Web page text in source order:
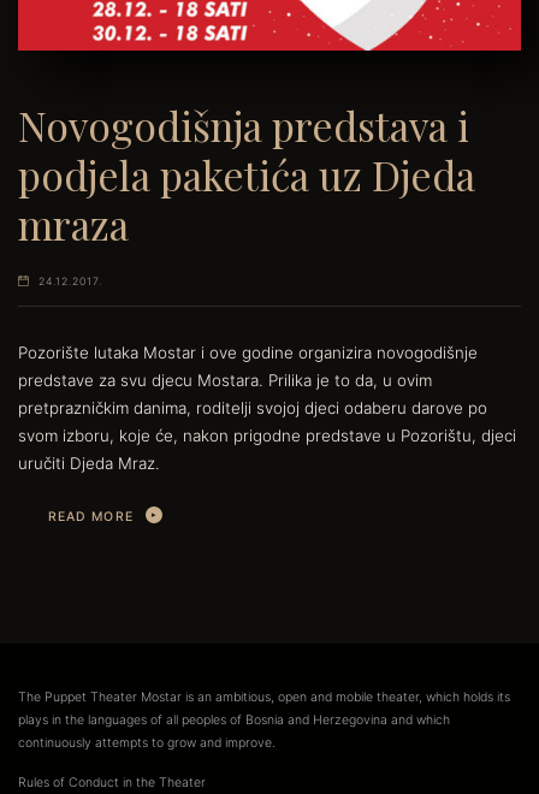
Novogodišnja predstava i
podjela paketića uz Djeda
mraza
24.12.2017.
Pozorište lutaka Mostar i ove godine organizira novogodišnje
predstave za svu djecu Mostara. Prilika je to da, u ovim
pretprazničkim danima, roditelji svojoj djeci odaberu darove po
svom izboru, koje će, nakon prigodne predstave u Pozorištu, djeci
uručiti Djeda Mraz.
READ MORE
The Puppet Theater Mostar is an ambitious, open and mobile theater, which holds its
plays in the languages of all peoples of Bosnia and Herzegovina and which
continuously attempts to grow and improve.
Rules of Conduct in the Theater